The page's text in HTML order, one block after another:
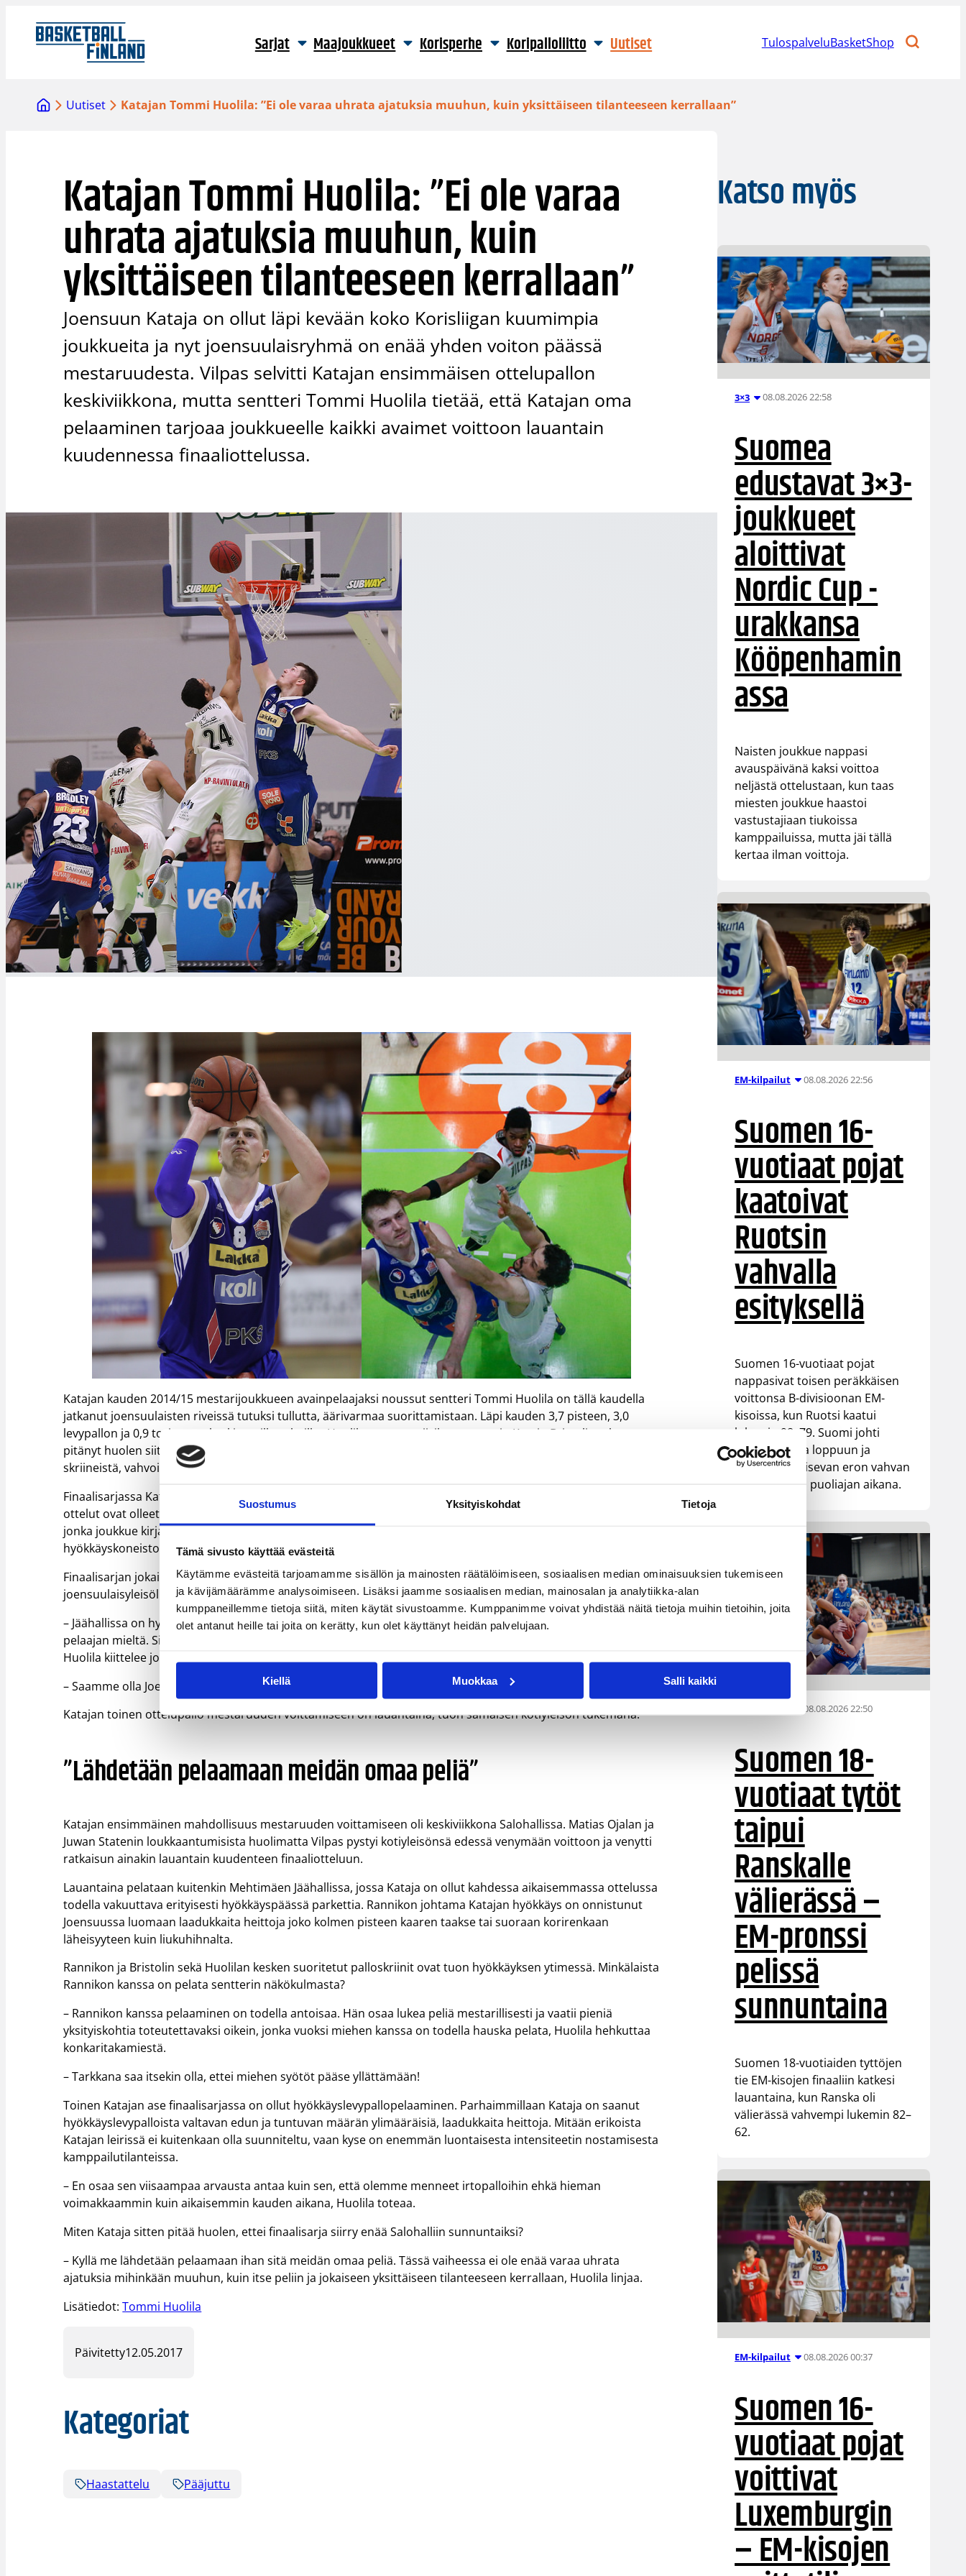
Suostumus Yksityiskohdat Tietoja
Tämä sivusto käyttää evästeitä
Käytämme evästeitä tarjoamamme sisällön ja mainosten räätälöimiseen, sosiaalisen median ominaisuuksien tukemiseen
ja kävijämäärämme analysoimiseen. Lisäksi jaamme sosiaalisen median, mainosalan ja analytiikka-alan
kumppaneillemme tietoja siitä, miten käytät sivustoamme. Kumppanimme voivat yhdistää näitä tietoja muihin tietoihin, joita
olet antanut heille tai joita on kerätty, kun olet käyttänyt heidän palvelujaan.
Kiellä Muokkaa Salli kaikki
sisältöön
Sarjat Maajoukkueet Korisperhe Koripalloliitto Uutiset TulospalveluBasketShop
Uutiset Katajan Tommi Huolila: ”Ei ole varaa uhrata ajatuksia muuhun, kuin yksittäiseen tilanteeseen kerrallaan”
Katajan Tommi Huolila: ”Ei ole varaa
uhrata ajatuksia muuhun, kuin
yksittäiseen tilanteeseen kerrallaan”
Joensuun Kataja on ollut läpi kevään koko Korisliigan kuumimpia
joukkueita ja nyt joensuulaisryhmä on enää yhden voiton päässä
mestaruudesta. Vilpas selvitti Katajan ensimmäisen ottelupallon
keskiviikkona, mutta sentteri Tommi Huolila tietää, että Katajan oma
pelaaminen tarjoaa joukkueelle kaikki avaimet voittoon lauantain
kuudennessa finaaliottelussa.
Katajan kauden 2014/15 mestarijoukkueen avainpelaajaksi noussut sentteri Tommi Huolila on tällä kaudella
jatkanut joensuulaisten riveissä tutuksi tullutta, äärivarmaa suorittamistaan. Läpi kauden 3,7 pisteen, 3,0
levypallon ja 0,9 torjunnan keskiarvoilla urheillut Huolila on avausviisikon sentterin Kervin Bristolin takana
pitänyt huolen siitä, että Teemu Rannikko ja Katajan hyökkäys saavat Bristolin istuessa nauttia laadukkaista
skriineistä, vahvoista rullauksista ja esimerkillisestä puolustuspään työskentelystä.
Finaalisarjassa Kataja on ollut erityisen vahva kotiparketillaan, kuten olettaa saattaa. Salohallissa pelatut
ottelut ovat olleet tasaisia, eikä Kataja ole vielä vieraskentällä yltänyt yli 75 pistettä korkeampaan saaliiseen,
jonka joukkue kirjautti finaalien avauskamppailun trillerivoitossa. Mehtimäen Jäähallissa Katajan
hyökkäyskoneisto on puolestaan kahdessa ottelussa lapioinut keskimäärin 91 pistettä per ottelu.
Finaalisarjan jokaisessa ottelussa torjunnan tilastoihinsa kirjauttanut Huolila antaa ison osan kunniasta
joensuulaisyleisölle.
– Jäähallissa on hyvät puitteet operoida ja kotiyleisön tuki sekä kannustus kohottavat varmasti jokaisen
pelaajan mieltä. Siitä on hyvä ammentaa rohkeutta sekä virtaa ja sitä kautta saamme peliin lisää vauhtia,
Huolila kiittelee joensuulaiskannattajien tukea.
– Saamme olla Joensuussa kiitollisia siitä, miten hyvin yleisöä on löytänyt peleihin koko kevään aikana.
Katajan toinen ottelupallo mestaruuden voittamiseen on lauantaina, tuon samaisen kotiyleisön tukemana.
”Lähdetään pelaamaan meidän omaa peliä”
Katajan ensimmäinen mahdollisuus mestaruuden voittamiseen oli keskiviikkona Salohallissa. Matias Ojalan ja
Juwan Statenin loukkaantumisista huolimatta Vilpas pystyi kotiyleisönsä edessä venymään voittoon ja venytti
ratkaisun ainakin lauantain kuudenteen finaaliotteluun.
Lauantaina pelataan kuitenkin Mehtimäen Jäähallissa, jossa Kataja on ollut kahdessa aikaisemmassa ottelussa
todella vakuuttava erityisesti hyökkäyspäässä parkettia. Rannikon johtama Katajan hyökkäys on onnistunut
Joensuussa luomaan laadukkaita heittoja joko kolmen pisteen kaaren taakse tai suoraan korirenkaan
läheisyyteen kuin liukuhihnalta.
Rannikon ja Bristolin sekä Huolilan kesken suoritetut palloskriinit ovat tuon hyökkäyksen ytimessä. Minkälaista
Rannikon kanssa on pelata sentterin näkökulmasta?
– Rannikon kanssa pelaaminen on todella antoisaa. Hän osaa lukea peliä mestarillisesti ja vaatii pieniä
yksityiskohtia toteutettavaksi oikein, jonka vuoksi miehen kanssa on todella hauska pelata, Huolila hehkuttaa
konkaritakamiestä.
– Tarkkana saa itsekin olla, ettei miehen syötöt pääse yllättämään!
Toinen Katajan ase finaalisarjassa on ollut hyökkäyslevypallopelaaminen. Parhaimmillaan Kataja on saanut
hyökkäyslevypalloista valtavan edun ja tuntuvan määrän ylimääräisiä, laadukkaita heittoja. Mitään erikoista
Katajan leirissä ei kuitenkaan olla suunniteltu, vaan kyse on enemmän luontaisesta intensiteetin nostamisesta
kamppailutilanteissa.
– En osaa sen viisaampaa arvausta antaa kuin sen, että olemme menneet irtopalloihin ehkä hieman
voimakkaammin kuin aikaisemmin kauden aikana, Huolila toteaa.
Miten Kataja sitten pitää huolen, ettei finaalisarja siirry enää Salohalliin sunnuntaiksi?
– Kyllä me lähdetään pelaamaan ihan sitä meidän omaa peliä. Tässä vaiheessa ei ole enää varaa uhrata
ajatuksia mihinkään muuhun, kuin itse peliin ja jokaiseen yksittäiseen tilanteeseen kerrallaan, Huolila linjaa.
Lisätiedot:Tommi Huolila
Päivitetty12.05.2017
Kategoriat
Haastattelu Pääjuttu
Katso myös
3×3 08.08.2026 22:58
Suomea
edustavat 3×3-
joukkueet
aloittivat
Nordic Cup -
urakkansa
Kööpenhamin
assa
Naisten joukkue nappasi
avauspäivänä kaksi voittoa
neljästä ottelustaan, kun taas
miesten joukkue haastoi
vastustajiaan tiukoissa
kamppailuissa, mutta jäi tällä
kertaa ilman voittoja.
EM-kilpailut 08.08.2026 22:56
Suomen 16-
vuotiaat pojat
kaatoivat
Ruotsin
vahvalla
esityksellä
Suomen 16-vuotiaat pojat
nappasivat toisen peräkkäisen
voittonsa B-divisioonan EM-
kisoissa, kun Ruotsi kaatui
lukemin 98–79. Suomi johti
ottelua alusta loppuun ja
rakensi ratkaisevan eron vahvan
ensimmäisen puoliajan aikana.
08.08.2026 22:50
Suomen 18-
vuotiaat tytöt
taipui
Ranskalle
välierässä –
EM-pronssi
pelissä
sunnuntaina
Suomen 18-vuotiaiden tyttöjen
tie EM-kisojen finaaliin katkesi
lauantaina, kun Ranska oli
välierässä vahvempi lukemin 82–
62.
EM-kilpailut 08.08.2026 00:37
Suomen 16-
vuotiaat pojat
voittivat
Luxemburgin
– EM-kisojen